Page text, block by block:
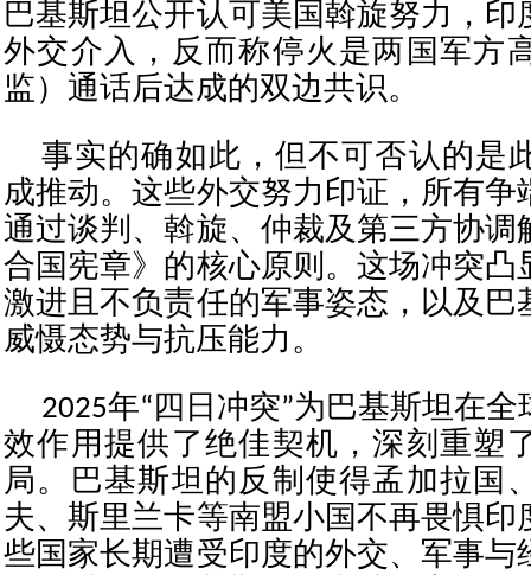
巴基斯坦公开认可美国斡旋努力，印
外交介入，反而称停火是两国军方
监）通话后达成的双边共识。
事实的确如此，但不可否认的是
成推动。这些外交努力印证，所有争
通过谈判、斡旋、仲裁及第三方协调
合国宪章》的核心原则。这场冲突凸
激进且不负责任的军事姿态，以及巴
威慑态势与抗压能力。
2025年“四日冲突”为巴基斯坦在
效作用提供了绝佳契机，深刻重塑
局。巴基斯坦的反制使得孟加拉国
夫、斯里兰卡等南盟小国不再畏惧印
些国家长期遭受印度的外交、军事与